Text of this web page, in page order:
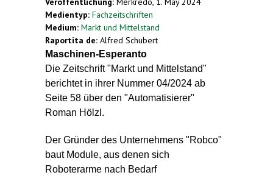
Medientyp: Fachzeitschriften
Medium: Markt und Mittelstand
Raportita de: Alfred Schubert
Maschinen-Esperanto
Die Zeitschrift "Markt und Mittelstand"
berichtet in ihrer Nummer 04/2024 ab
Seite 58 über den "Automatisierer"
Roman Hölzl.
Der Gründer des Unternehmens "Robco"
baut Module, aus denen sich
Roboterarme nach Bedarf